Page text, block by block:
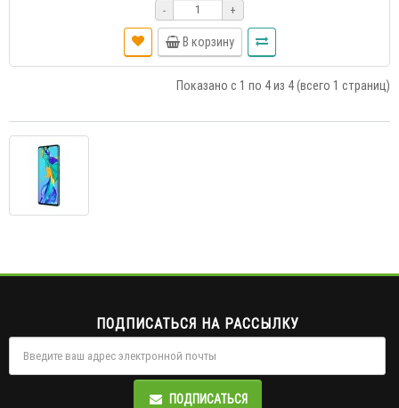
- +
В корзину
Показано с 1 по 4 из 4 (всего 1 страниц)
ПОДПИСАТЬСЯ НА РАССЫЛКУ
ПОДПИСАТЬСЯ